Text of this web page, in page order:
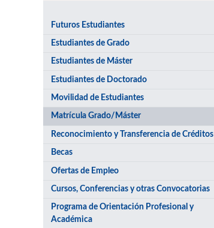
Futuros Estudiantes
Estudiantes de Grado
Estudiantes de Máster
Estudiantes de Doctorado
Movilidad de Estudiantes
Matrícula Grado/Máster
Reconocimiento y Transferencia de Créditos
Becas
Ofertas de Empleo
Cursos, Conferencias y otras Convocatorias
Programa de Orientación Profesional y
Académica